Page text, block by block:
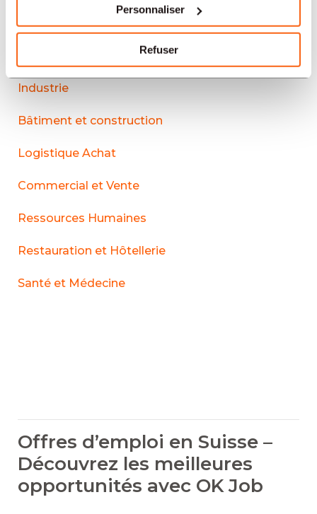
Personnaliser
Refuser
Horlogerie
Industrie
Bâtiment et construction
Logistique Achat
Commercial et Vente
Ressources Humaines
Restauration et Hôtellerie
Santé et Médecine
Offres d’emploi en Suisse –
Découvrez les meilleures
opportunités avec OK Job